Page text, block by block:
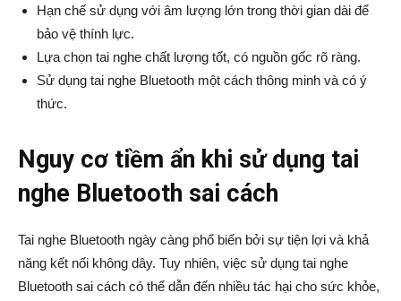
Hạn chế sử dụng với âm lượng lớn trong thời gian dài để
bảo vệ thính lực.
Lựa chọn tai nghe chất lượng tốt, có nguồn gốc rõ ràng.
Sử dụng tai nghe Bluetooth một cách thông minh và có ý
thức.
Nguy cơ tiềm ẩn khi sử dụng tai
nghe Bluetooth sai cách
Tai nghe Bluetooth ngày càng phổ biến bởi sự tiện lợi và khả
năng kết nối không dây. Tuy nhiên, việc sử dụng tai nghe
Bluetooth sai cách có thể dẫn đến nhiều tác hại cho sức khỏe,